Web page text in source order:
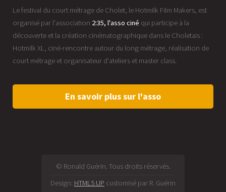
Le festival du court métrage de Cholet, le Hotmilk Film Makers, est
organisé par l'association 2:35, l'asso ciné qui participe à la
découverte et la création cinématographique dans le Choletais :
Hotmilk XL, ciné-rencontre autour du long métrage, réalisation de
court métrage et organisateur d'ateliers et master class.
En savoir plus sur l'asso
© Ronald Guérin. Tous droits réservés.
Design: HTML5 UP customisé par R. Guérin